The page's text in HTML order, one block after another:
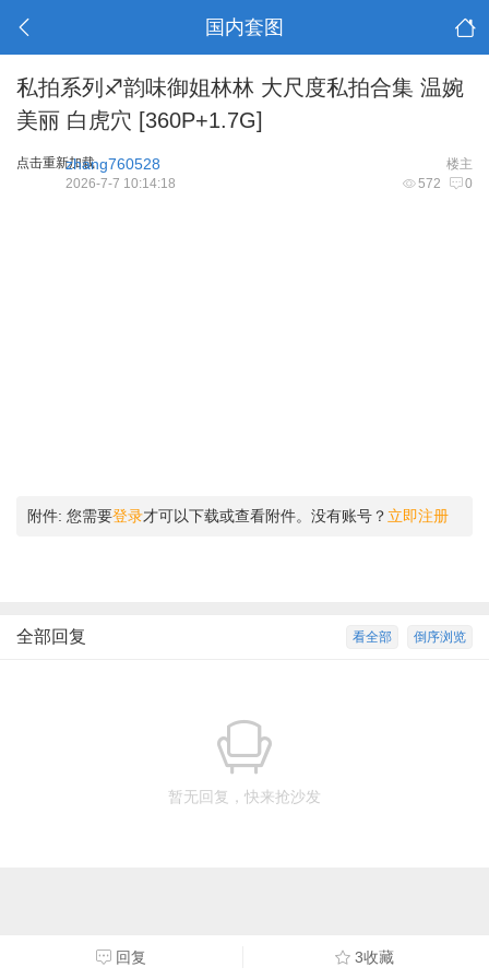
国内套图
私拍系列♐韵味御姐林林 大尺度私拍合集 温婉
美丽 白虎穴 [360P+1.7G]
点击重新加载 楼主
zhang760528
572 0
2026-7-7 10:14:18
附件: 您需要登录才可以下载或查看附件。没有账号？ 立即注册
倒序浏览
看全部
全部回复
暂无回复，快来抢沙发
回复 3收藏